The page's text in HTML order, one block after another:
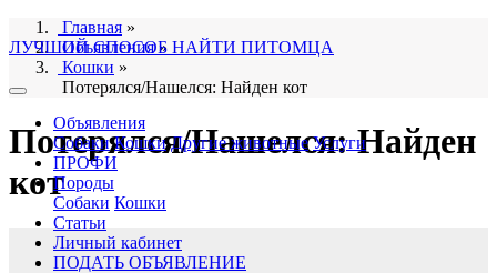
ЛУЧШИЙ СПОСОБ НАЙТИ ПИТОМЦА
Объявления
Собаки Кошки Другие животные Услуги
ПРОФИ
Породы
Собаки Кошки
Статьи
Личный кабинет
ПОДАТЬ ОБЪЯВЛЕНИЕ
Главная »
Объявления»
Кошки »
Потерялся/Нашелся: Найден кот
Потерялся/Нашелся: Найден
кот